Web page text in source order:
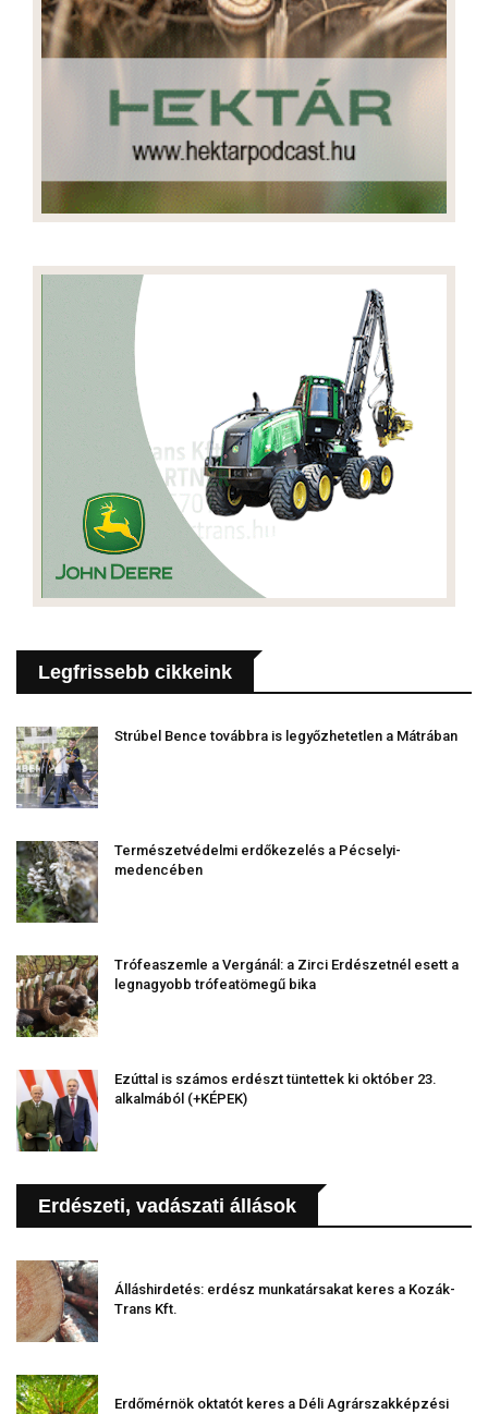
Legfrissebb cikkeink
Strúbel Bence továbbra is legyőzhetetlen a Mátrában
Természetvédelmi erdőkezelés a Pécselyi-
medencében
Trófeaszemle a Vergánál: a Zirci Erdészetnél esett a
legnagyobb trófeatömegű bika
Ezúttal is számos erdészt tüntettek ki október 23.
alkalmából (+KÉPEK)
Erdészeti, vadászati állások
Álláshirdetés: erdész munkatársakat keres a Kozák-
Trans Kft.
Erdőmérnök oktatót keres a Déli Agrárszakképzési